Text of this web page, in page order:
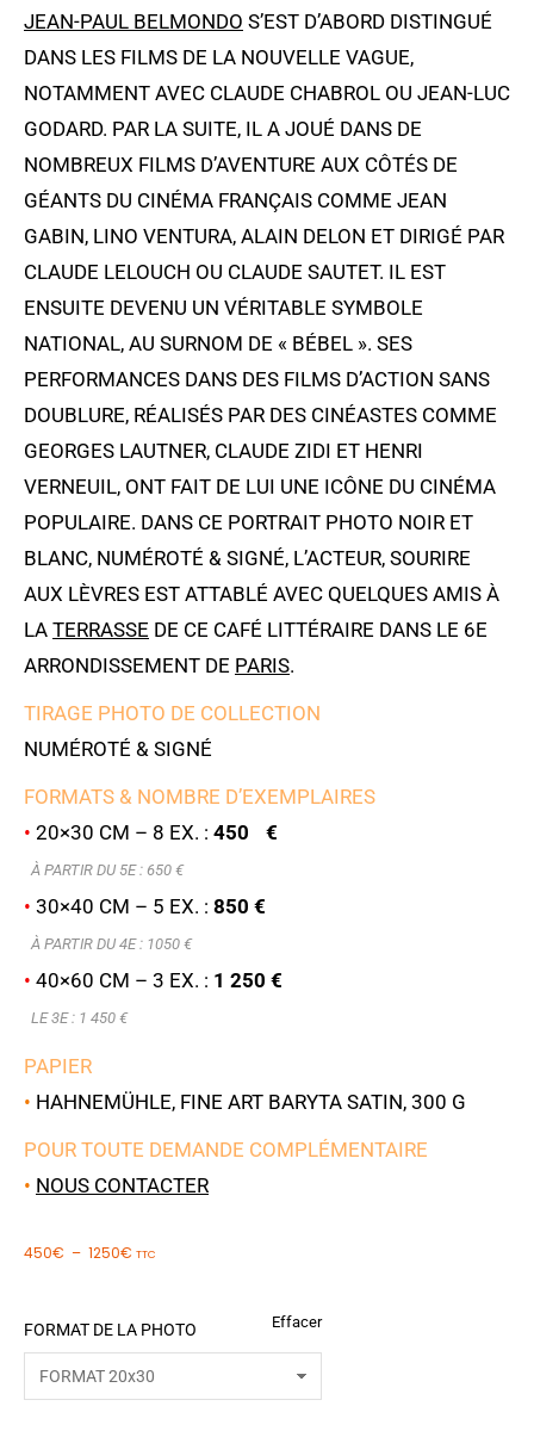
JEAN-PAUL BELMONDO S’EST D’ABORD DISTINGUÉ
DANS LES FILMS DE LA NOUVELLE VAGUE,
NOTAMMENT AVEC CLAUDE CHABROL OU JEAN-LUC
GODARD. PAR LA SUITE, IL A JOUÉ DANS DE
NOMBREUX FILMS D’AVENTURE AUX CÔTÉS DE
GÉANTS DU CINÉMA FRANÇAIS COMME JEAN
GABIN, LINO VENTURA, ALAIN DELON ET DIRIGÉ PAR
CLAUDE LELOUCH OU CLAUDE SAUTET. IL EST
ENSUITE DEVENU UN VÉRITABLE SYMBOLE
NATIONAL, AU SURNOM DE « BÉBEL ». SES
PERFORMANCES DANS DES FILMS D’ACTION SANS
DOUBLURE, RÉALISÉS PAR DES CINÉASTES COMME
GEORGES LAUTNER, CLAUDE ZIDI ET HENRI
VERNEUIL, ONT FAIT DE LUI UNE ICÔNE DU CINÉMA
POPULAIRE. DANS CE PORTRAIT PHOTO NOIR ET
BLANC, NUMÉROTÉ & SIGNÉ, L’ACTEUR, SOURIRE
AUX LÈVRES EST ATTABLÉ AVEC QUELQUES AMIS À
LA TERRASSE DE CE CAFÉ LITTÉRAIRE DANS LE 6E
ARRONDISSEMENT DE PARIS.
TIRAGE PHOTO DE COLLECTION
NUMÉROTÉ & SIGNÉ
FORMATS & NOMBRE D’EXEMPLAIRES
• 20×30 CM – 8 EX. : 450 €
À PARTIR DU 5E : 650 €
• 30×40 CM – 5 EX. : 850 €
À PARTIR DU 4E : 1050 €
• 40×60 CM – 3 EX. : 1 250 €
LE 3E : 1 450 €
PAPIER
• HAHNEMÜHLE, FINE ART BARYTA SATIN, 300 G
POUR TOUTE DEMANDE COMPLÉMENTAIRE
• NOUS CONTACTER
450€ – 1250€ TTC
FORMAT DE LA PHOTO Effacer